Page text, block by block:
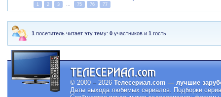
1 2 3 ... 75 76 77
1 посетитель читает эту тему:0 участников и1 гость
© 2000 – 2026 Телесериал.com — лучшие
Даты выхода любимых сериалов. Подборки